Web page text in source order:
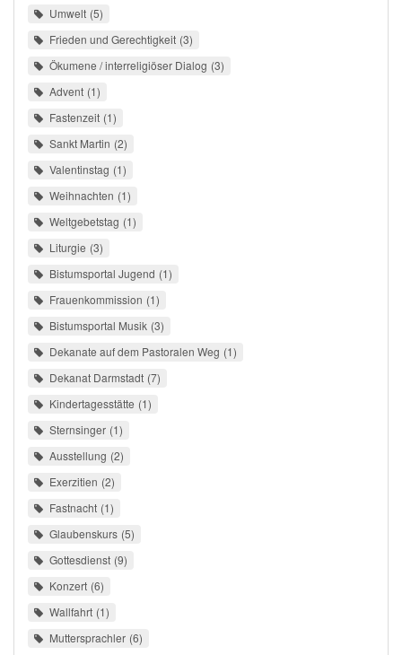
Umwelt 5
Frieden und Gerechtigkeit 3
Ökumene / interreligiöser Dialog 3
Advent 1
Fastenzeit 1
Sankt Martin 2
Valentinstag 1
Weihnachten 1
Weltgebetstag 1
Liturgie 3
Bistumsportal Jugend 1
Frauenkommission 1
Bistumsportal Musik 3
Dekanate auf dem Pastoralen Weg 1
Dekanat Darmstadt 7
Kindertagesstätte 1
Sternsinger 1
Ausstellung 2
Exerzitien 2
Fastnacht 1
Glaubenskurs 5
Gottesdienst 9
Konzert 6
Wallfahrt 1
Muttersprachler 6